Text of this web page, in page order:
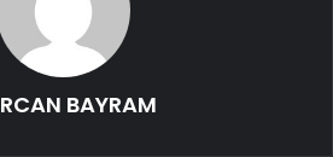
BAYRAM